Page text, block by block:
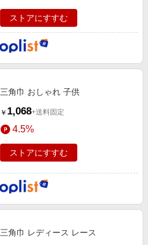
ストアにすすむ
三角巾 おしゃれ 子供
￥ 1,068+送料固定
4.5%
ストアにすすむ
三角巾 レディース レース